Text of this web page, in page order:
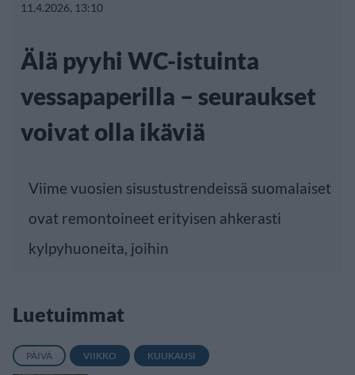
11.4.2026, 13:10
Älä pyyhi WC-istuinta
vessapaperilla – seuraukset
voivat olla ikäviä
Viime vuosien sisustustrendeissä suomalaiset
ovat remontoineet erityisen ahkerasti
kylpyhuoneita, joihin
Luetuimmat
PÄIVÄ VIIKKO KUUKAUSI